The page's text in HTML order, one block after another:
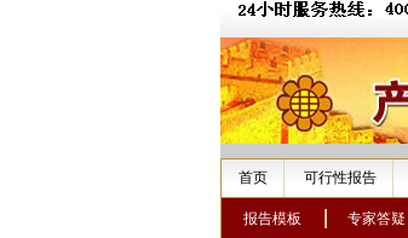
首页 可行性报告
报告模板 专家答疑